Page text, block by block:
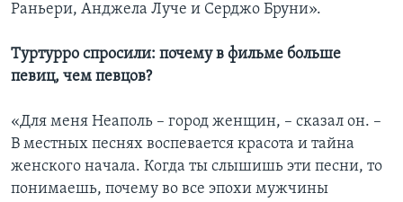
Раньери, Анджела Луче и Серджо Бруни».
Туртурро спросили: почему в фильме больше
певиц, чем певцов?
«Для меня Неаполь – город женщин, – сказал он. –
В местных песнях воспевается красота и тайна
женского начала. Когда ты слышишь эти песни, то
понимаешь, почему во все эпохи мужчины